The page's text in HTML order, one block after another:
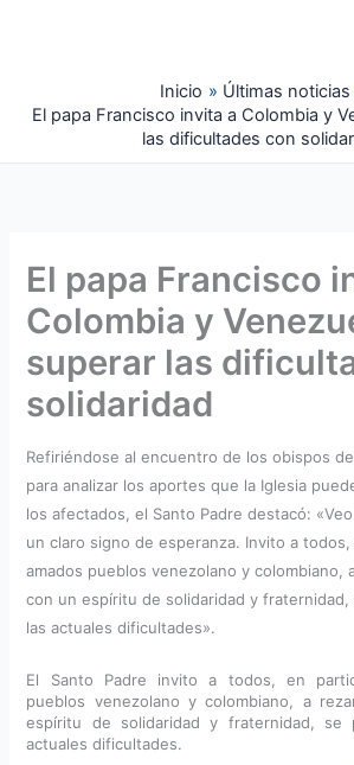
Inicio
Últimas noticias
El papa Francisco invita a Colombia y
las dificultades con
El papa Francisco
Colombia y
superar las
solidaridad
Refiriéndose al encuentro de los obispos
para analizar los aportes que la Iglesia
los afectados, el Santo Padre destacó:
un claro signo de esperanza. Invito a
amados pueblos venezolano y colombiano,
con un espíritu de solidaridad y
las actuales dificultades».
El Santo Padre invito a todos, en
pueblos venezolano y colombiano, a
espíritu de solidaridad y fraternidad, se
actuales dificultades.